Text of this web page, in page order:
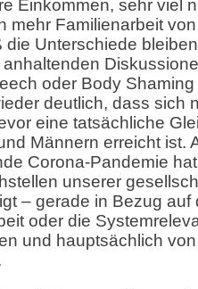
Einkommen, sehr viel
mehr Familienarbeit
die Unterschiede
oder Body
deutlich, dass sich
eine tatsächliche
Männern erreicht ist.
Corona-Pandemie
unserer
– gerade in Bezug auf
oder die
und hauptsächlich